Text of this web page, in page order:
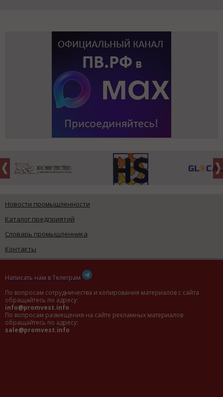
Новости промышленности
Каталог предприятий
Словарь промышленника
Контакты
Написать нам в Телеграм
По вопросам сотрудничества и копирования материалов с сайта
обращайтесь по адресу:
info@promvest.info
По вопросам размещения на сайте рекламных материалов
обращайтесь по адресу:
sale@promvest.info